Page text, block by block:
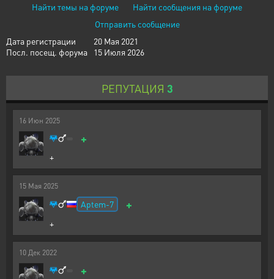
Найти темы на форуме
Найти сообщения на форуме
Отправить сообщение
Дата регистрации
20 Мая 2021
Посл. посещ. форума
15 Июля 2026
РЕПУТАЦИЯ 3
16 Июн 2025
+
+
15 Мая 2025
Aptem-7 +
+
10 Дек 2022
+